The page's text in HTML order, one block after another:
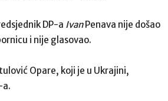
DP-a IvanPenava nije došao
i nije glasovao.
Opare, koji je u Ukrajini,
a.